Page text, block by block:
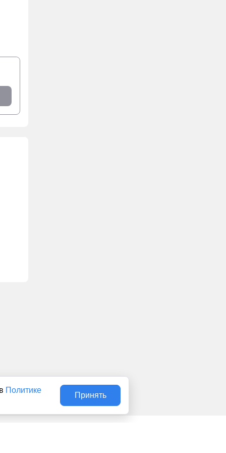
Политике
Принять